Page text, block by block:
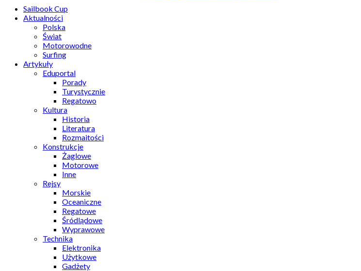
Sailbook Cup
Aktualności
Polska
Świat
Motorowodne
Surfing
Artykuły
Eduportal
Porady
Turystycznie
Regatowo
Kultura
Historia
Literatura
Rozmaitości
Konstrukcje
Żaglowe
Motorowe
Inne
Rejsy
Morskie
Oceaniczne
Regatowe
Śródlądowe
Wyprawowe
Technika
Elektronika
Użytkowe
Gadżety